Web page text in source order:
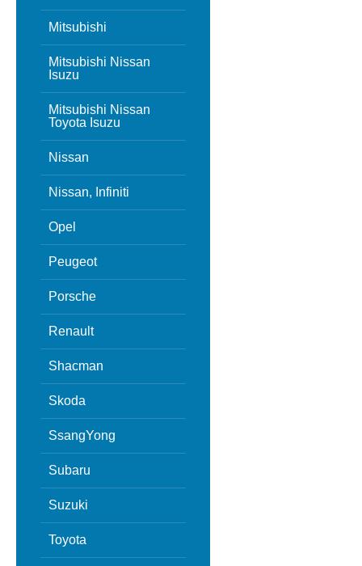
Mitsubishi
Mitsubishi Nissan
Isuzu
Mitsubishi Nissan
Toyota Isuzu
Nissan
Nissan, Infiniti
Opel
Peugeot
Porsche
Renault
Shacman
Skoda
SsangYong
Subaru
Suzuki
Toyota